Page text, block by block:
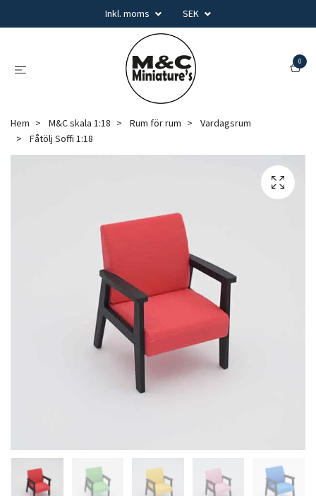
Inkl. moms SEK
0
Hem M&C skala 1:18 Rum för rum
Vardagsrum
Fåtölj Soffi 1:18